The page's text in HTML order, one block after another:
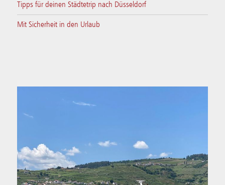
Tipps für deinen Städtetrip nach Düsseldorf
Mit Sicherheit in den Urlaub